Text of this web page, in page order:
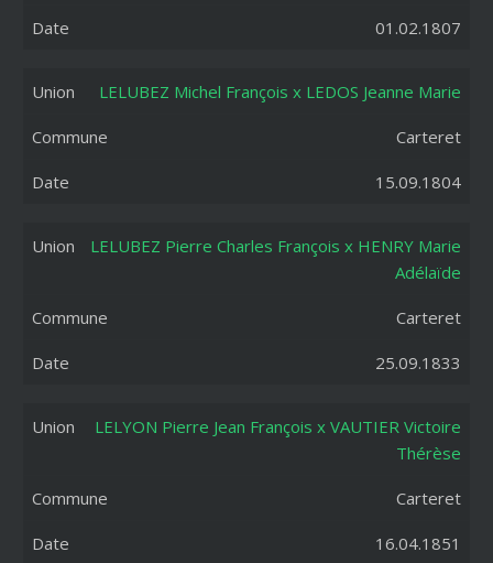
01.02.1807
LELUBEZ Michel François x LEDOS Jeanne Marie
Carteret
15.09.1804
LELUBEZ Pierre Charles François x HENRY Marie
Adélaïde
Carteret
25.09.1833
LELYON Pierre Jean François x VAUTIER Victoire
Thérèse
Carteret
16.04.1851